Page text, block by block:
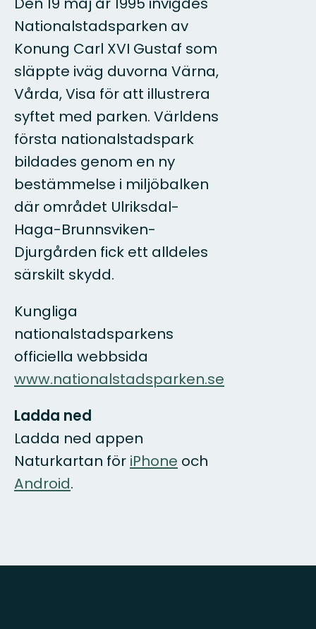
Nationalstadsparken av
Konung Carl XVI Gustaf som
släppte iväg duvorna Värna,
Vårda, Visa för att illustrera
syftet med parken. Världens
första nationalstadspark
bildades genom en ny
bestämmelse i miljöbalken
där området Ulriksdal-
Haga-Brunnsviken-
Djurgården fick ett alldeles
särskilt skydd.
Kungliga
nationalstadsparkens
officiella webbsida
www.nationalstadsparken.se
Ladda ned
Ladda ned appen
Naturkartan för iPhone och
Android.